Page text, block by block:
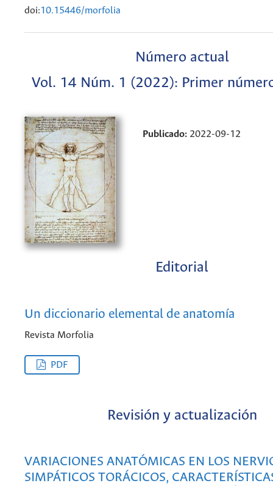
doi:10.15446/morfolia
Número actual
Vol. 14 Núm. 1 (2022): Primer
Publicado: 2022-09-12
Editorial
Un diccionario elemental de anatomía
Revista Morfolia
PDF
Revisión y actualización
VARIACIONES ANATÓMICAS EN LOS
SIMPÁTICOS TORÁCICOS,